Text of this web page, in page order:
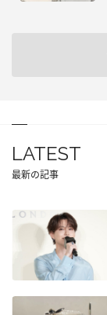
LATEST
最新の記事